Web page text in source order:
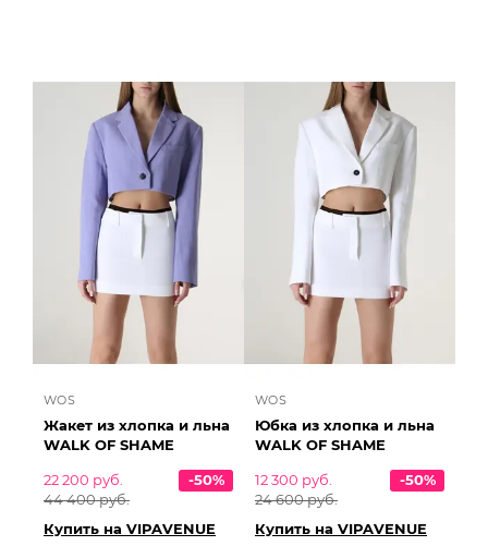
WOS
Жакет из хлопка и льна
WALK OF SHAME
22 200 руб.
44 400 руб.
-50%
Купить на VIPAVENUE
WOS
Юбка из хлопка и льна
WALK OF SHAME
12 300 руб.
24 600 руб.
-50%
Купить на VIPAVENUE